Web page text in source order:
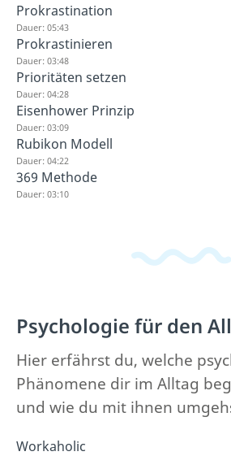
Prokrastination
Dauer: 05:43
Prokrastinieren
Dauer: 03:48
Prioritäten setzen
Dauer: 04:28
Eisenhower Prinzip
Dauer: 03:09
Rubikon Modell
Dauer: 04:22
369 Methode
Dauer: 03:10
Psychologie für den
Hier erfährst du, welche
Phänomene dir im Alltag
und wie du mit ihnen
Workaholic